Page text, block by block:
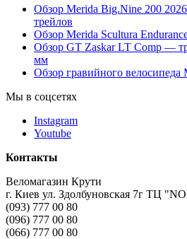
Обзор Merida Big.Nine 200
трейлов
Обзор Merida Scultura
Обзор GT Zaskar LT Comp —
мм
Обзор гравийного велосипеда
Мы в соцсетях
Instagram
Youtube
Контакты
Веломагазин Крути
г. Киев ул. Здолбуновская 7г ТЦ
(093) 777 00 80
(096) 777 00 80
(066) 777 00 80